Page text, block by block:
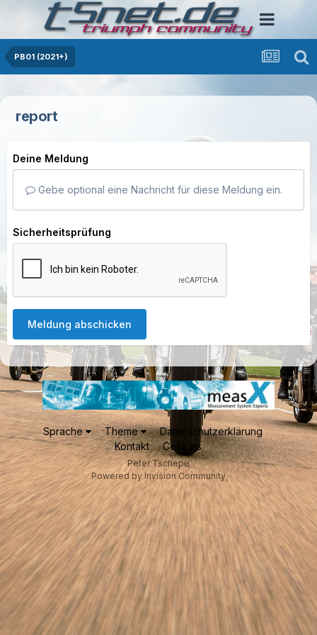
PB01 (2021+)
report
Deine Meldung
Gebe optional eine Nachricht für diese Meldung ein.
Sicherheitsprüfung
Meldung abschicken
Sprache Theme
Datenschutzerklärung
Kontakt
Cookies
Peter Tschepe
Powered by Invision Community